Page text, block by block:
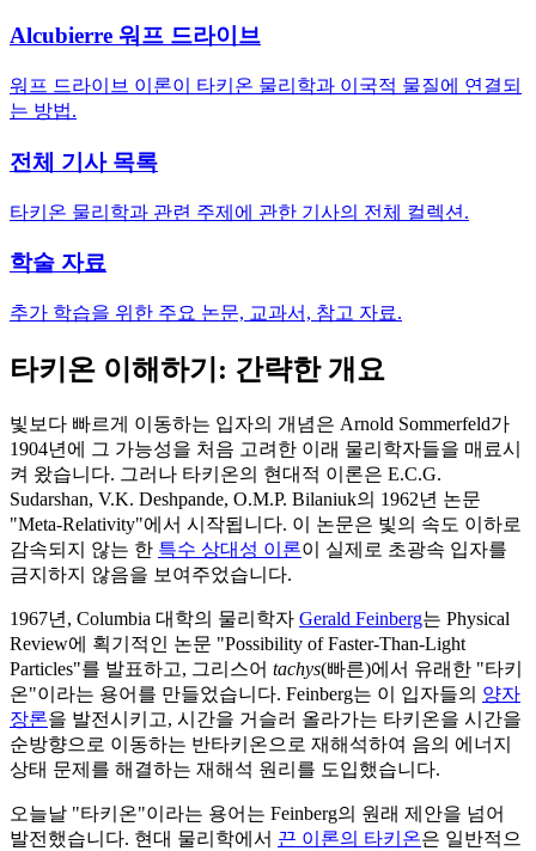
Alcubierre 워프 드라이브
워프 드라이브 이론이 타키온 물리학과 이국적 물질에 연결되
는 방법.
전체 기사 목록
타키온 물리학과 관련 주제에 관한 기사의 전체 컬렉션.
학술 자료
추가 학습을 위한 주요 논문, 교과서, 참고 자료.
타키온 이해하기: 간략한 개요
빛보다 빠르게 이동하는 입자의 개념은 Arnold Sommerfeld가
1904년에 그 가능성을 처음 고려한 이래 물리학자들을 매료시
켜 왔습니다. 그러나 타키온의 현대적 이론은 E.C.G.
Sudarshan, V.K. Deshpande, O.M.P. Bilaniuk의 1962년 논문
"Meta-Relativity"에서 시작됩니다. 이 논문은 빛의 속도 이하로
감속되지 않는 한 특수 상대성 이론이 실제로 초광속 입자를
금지하지 않음을 보여주었습니다.
1967년, Columbia 대학의 물리학자 Gerald Feinberg는 Physical
Review에 획기적인 논문 "Possibility of Faster-Than-Light
Particles"를 발표하고, 그리스어 tachys(빠른)에서 유래한 "타키
온"이라는 용어를 만들었습니다. Feinberg는 이 입자들의 양자
장론을 발전시키고, 시간을 거슬러 올라가는 타키온을 시간을
순방향으로 이동하는 반타키온으로 재해석하여 음의 에너지
상태 문제를 해결하는 재해석 원리를 도입했습니다.
오늘날 "타키온"이라는 용어는 Feinberg의 원래 제안을 넘어
발전했습니다. 현대 물리학에서 끈 이론의 타키온은 일반적으